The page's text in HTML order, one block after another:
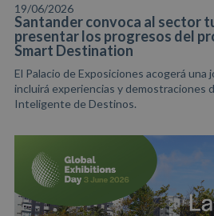
19/06/2026
Santander convoca al sector
presentar los progresos del
Smart Destination
El Palacio de Exposiciones acogerá una
incluirá experiencias y demostraciones
Inteligente de Destinos.